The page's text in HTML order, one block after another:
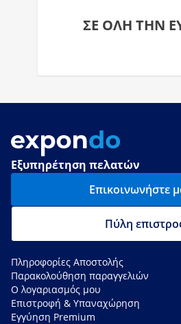
ΣΕ ΟΛΗ ΤΗΝ
Εξυπηρέτηση πελατών
Επικοινωνήστε
Πύλη
Πληροφορίες Αποστολής
Παρακολούθηση παραγγελιών
Ο λογαριασμός μου
Επιστροφή & Υπαναχώρηση
Εγγύηση Premium